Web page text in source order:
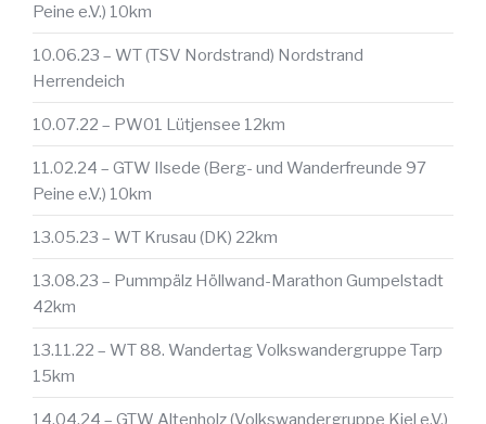
Peine e.V.) 10km
10.06.23 – WT (TSV Nordstrand) Nordstrand
Herrendeich
10.07.22 – PW01 Lütjensee 12km
11.02.24 – GTW Ilsede (Berg- und Wanderfreunde 97
Peine e.V.) 10km
13.05.23 – WT Krusau (DK) 22km
13.08.23 – Pummpälz Höllwand-Marathon Gumpelstadt
42km
13.11.22 – WT 88. Wandertag Volkswandergruppe Tarp
15km
14.04.24 – GTW Altenholz (Volkswandergruppe Kiel e.V.)